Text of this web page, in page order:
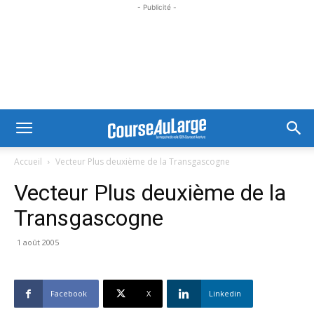
- Publicité -
Accueil Vecteur Plus deuxième de la Transgascogne
Vecteur Plus deuxième de la
Transgascogne
1 août 2005
Facebook X Linkedin